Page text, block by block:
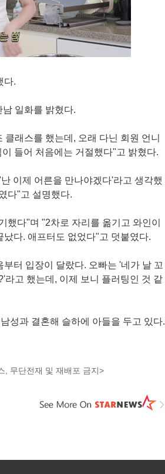
다.
일화를 밝혔다.
래스를 했는데, 오래 다닌 회원 언니
들어 처음에는 거절했다"고 밝혔다.
이제 어른을 만나야겠다'라고 생각했
다"고 설명했다.
했다"며 "2차로 자리를 옮기고 와인이
다. 애프터도 없었다"고 덧붙였다.
터 입장이 달랐다. 오빠는 '네가 날 꼬
라고 했는데, 이제 보니 플러팅인 것 같
성과 결혼해 슬하에 아들을 두고 있다.
, 무단전재 및 재배포 금지>